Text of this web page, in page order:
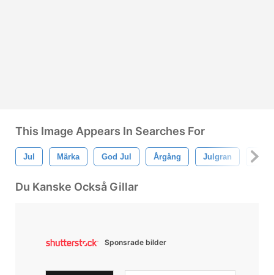
This Image Appears In Searches For
Jul Märka God Jul Årgång Julgran
Du Kanske Också Gillar
Sponsrade bilder